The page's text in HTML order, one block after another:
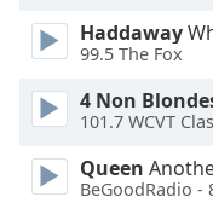
Font
Done
Haddaway
99.5 The Fox
4 Non
101.7 WCVT
Queen
BeGoodRadio -